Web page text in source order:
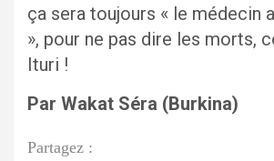
ça sera toujours « le médecin
», pour ne pas dire les morts,
Ituri !
Par Wakat Séra (Burkina)
Partagez :